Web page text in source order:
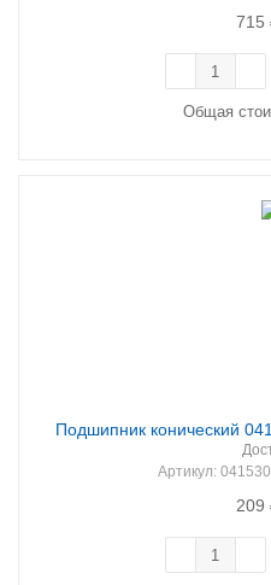
715
Общая
Подшипник конический
Артикул:
209